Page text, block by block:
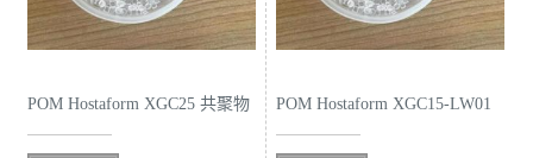
POM Hostaform XGC25 共聚物
POM Hostaform XGC15-LW01
低摩擦系